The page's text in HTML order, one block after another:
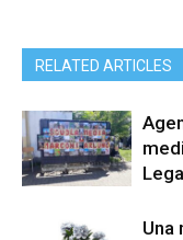
RELATED ARTICLES
Una